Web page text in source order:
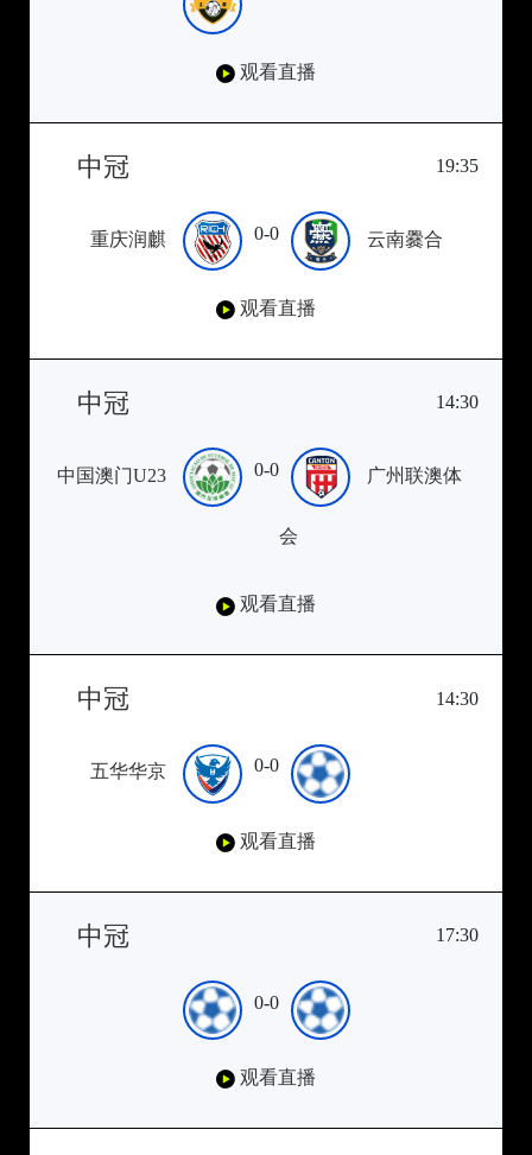
观看直播
中冠 19:35
重庆润麒 0-0 云南爨合
观看直播
中冠 14:30
中国澳门U23 0-0 广州联澳体
会
观看直播
中冠 14:30
五华华京 0-0
观看直播
中冠 17:30
0-0
观看直播